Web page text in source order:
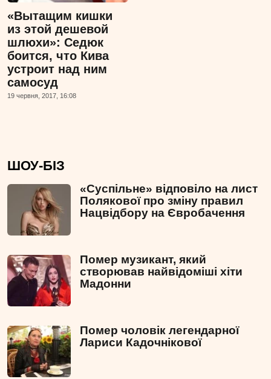
«Вытащим кишки
из этой дешевой
шлюхи»: Седюк
боится, что Кива
устроит над ним
самосуд
19 червня, 2017, 16:08
ШОУ-БІЗ
«Суспільне» відповіло на лист
Полякової про зміну правил
Нацвідбору на Євробачення
Помер музикант, який
створював найвідоміші хіти
Мадонни
Помер чоловік легендарної
Лариси Кадочнікової